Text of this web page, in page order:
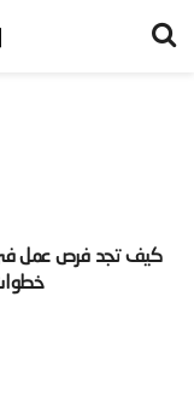
خطوات عملية للمغاربة‬